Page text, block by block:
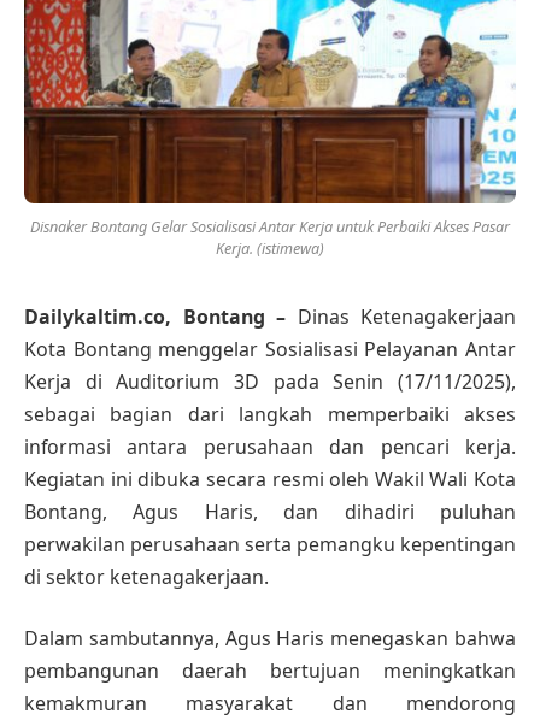
Disnaker Bontang Gelar Sosialisasi Antar Kerja untuk Perbaiki Akses Pasar
Kerja. (istimewa)
Dailykaltim.co, Bontang – Dinas Ketenagakerjaan
Kota Bontang menggelar Sosialisasi Pelayanan Antar
Kerja di Auditorium 3D pada Senin (17/11/2025),
sebagai bagian dari langkah memperbaiki akses
informasi antara perusahaan dan pencari kerja.
Kegiatan ini dibuka secara resmi oleh Wakil Wali Kota
Bontang, Agus Haris, dan dihadiri puluhan
perwakilan perusahaan serta pemangku kepentingan
di sektor ketenagakerjaan.
Dalam sambutannya, Agus Haris menegaskan bahwa
pembangunan daerah bertujuan meningkatkan
kemakmuran masyarakat dan mendorong